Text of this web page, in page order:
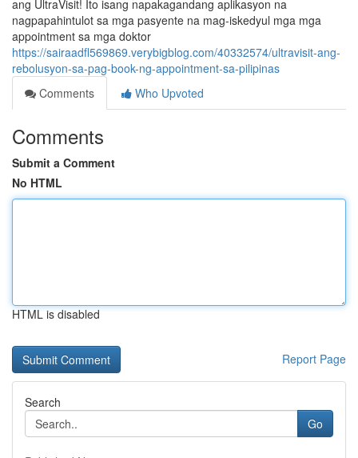
ang UltraVisit! Ito isang napakagandang aplikasyon na
nagpapahintulot sa mga pasyente na mag-iskedyul mga mga
appointment sa mga doktor
https://sairaadfl569869.verybigblog.com/40332574/ultravisit-ang-
rebolusyon-sa-pag-book-ng-appointment-sa-pilipinas
Comments
Who Upvoted
Comments
Submit a Comment
No HTML
HTML is disabled
Report Page
Search
Go